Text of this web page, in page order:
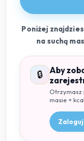
Poniżej
na suchą
🔒
Aby
Otrzymasz
masie + kcal.
Zaloguj